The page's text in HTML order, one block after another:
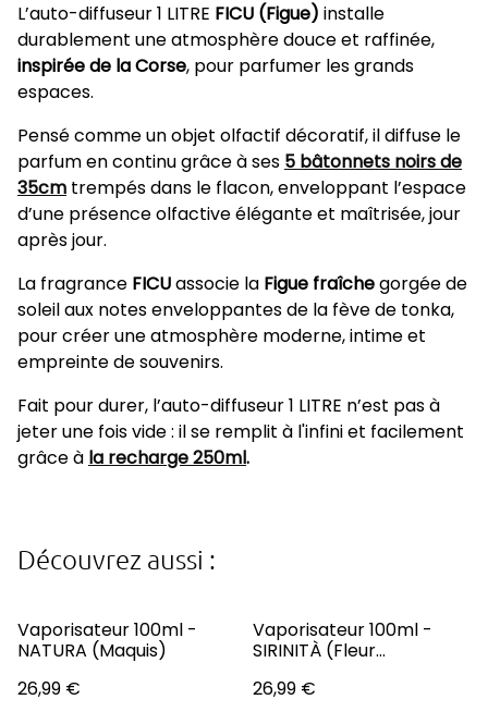
L’auto-diffuseur 1 LITRE FICU (Figue) installe
durablement une atmosphère douce et raffinée,
inspirée de la Corse, pour parfumer les grands
espaces.
Pensé comme un objet olfactif décoratif, il diffuse le
parfum en continu grâce à ses 5 bâtonnets noirs de
35cm trempés dans le flacon, enveloppant l’espace
d’une présence olfactive élégante et maîtrisée, jour
après jour.
La fragrance FICUassocie la Figue fraîchegorgée de
soleil aux notes enveloppantes de la fève de tonka,
pour créer une atmosphère moderne, intime et
empreinte de souvenirs.
Fait pour durer, l’auto-diffuseur 1 LITRE n’est pas à
jeter une fois vide : il se remplit à l'infini et facilement
grâce à la r echarg e 250ml.
Découvrez aussi :
Vaporisateur 100ml -
NATURA (Maquis)
26,99 €
Vaporisateur 100ml -
SIRINITÀ (Fleur
26,99 €